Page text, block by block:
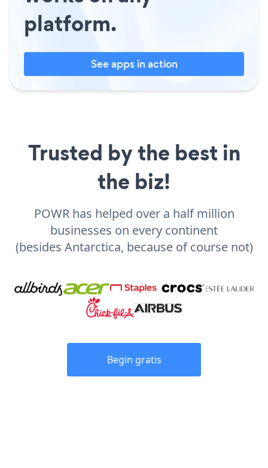
platform.
See apps in action
Trusted by the best in
the biz!
POWR has helped over a half million
businesses on every continent
(besides Antarctica, because of course not)
Begin gratis